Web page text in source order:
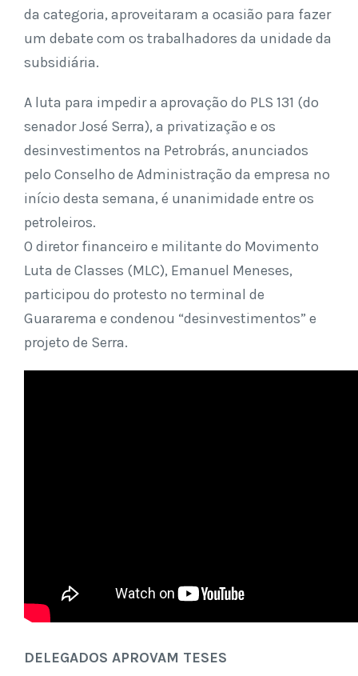
da categoria, aproveitaram a ocasião para fazer
um debate com os trabalhadores da unidade da
subsidiária.
A luta para impedir a aprovação do PLS 131 (do
senador José Serra), a privatização e os
desinvestimentos na Petrobrás, anunciados
pelo Conselho de Administração da empresa no
início desta semana, é unanimidade entre os
petroleiros.
O diretor financeiro e militante do Movimento
Luta de Classes (MLC), Emanuel Meneses,
participou do protesto no terminal de
Guararema e condenou “desinvestimentos” e
projeto de Serra.
DELEGADOS APROVAM TESES